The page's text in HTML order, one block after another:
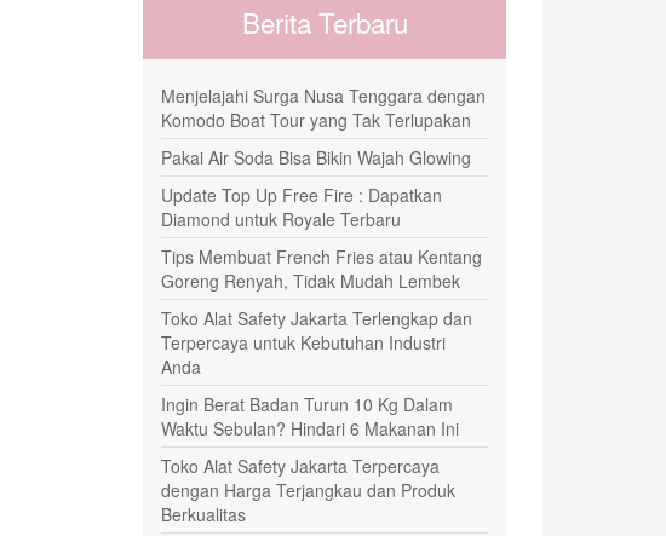
Berita Terbaru
Menjelajahi Surga Nusa Tenggara dengan
Komodo Boat Tour yang Tak Terlupakan
Pakai Air Soda Bisa Bikin Wajah Glowing
Update Top Up Free Fire : Dapatkan
Diamond untuk Royale Terbaru
Tips Membuat French Fries atau Kentang
Goreng Renyah, Tidak Mudah Lembek
Toko Alat Safety Jakarta Terlengkap dan
Terpercaya untuk Kebutuhan Industri
Anda
Ingin Berat Badan Turun 10 Kg Dalam
Waktu Sebulan? Hindari 6 Makanan Ini
Toko Alat Safety Jakarta Terpercaya
dengan Harga Terjangkau dan Produk
Berkualitas